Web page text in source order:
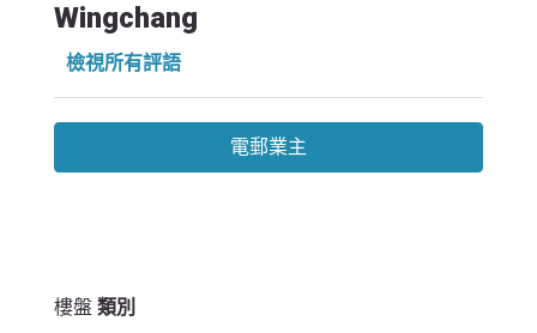
Wingchang
檢視所有評語
電郵業主
樓盤 類別